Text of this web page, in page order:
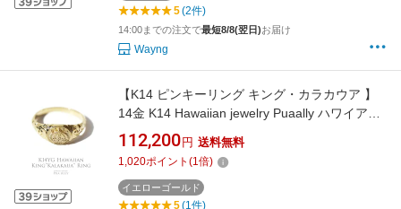
5(2件)
14:00までの注文で最短8/8(翌日)お届け
Wayng
【K14 ピンキーリング キング・カラカウア 】
14金 K14 Hawaiian jewelry Puaally ハワイアン
ジュエリー プアアリ 王冠 メンズ イエロー ゴー
ルド プレゼント 印台 ペアリング オーダーメイ
ド リング 記念日 誕生日 彼女 彼氏 旦那 妻 サプ
ライズ 南国 ビーチ サーファー
112,200 円 送料無料
1,020ポイント (1倍)
イエローゴールド
5(1件)